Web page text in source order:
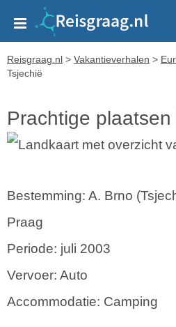
Reisgraag.nl > Vakantieverhalen >
Tsjechië
Prachtige plaatsen
Bestemming: A. Brno
Praag
Periode: juli 2003
Vervoer: Auto
Accommodatie: Camping